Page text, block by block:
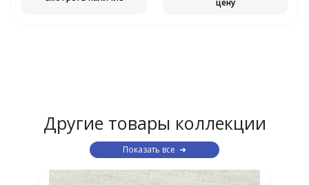
цену
Другие товары коллекции
Показать все